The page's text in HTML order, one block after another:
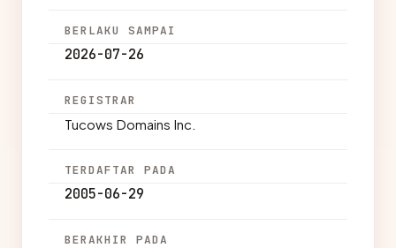
BERLAKU SAMPAI
2026-07-26
REGISTRAR
Tucows Domains Inc.
TERDAFTAR PADA
2005-06-29
BERAKHIR PADA